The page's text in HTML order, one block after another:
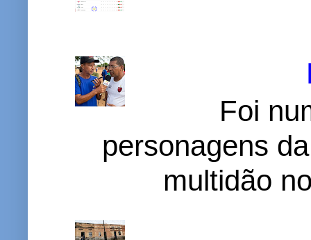
Foi
personagens
multidão